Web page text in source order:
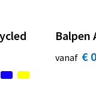
Balpen
vanaf €